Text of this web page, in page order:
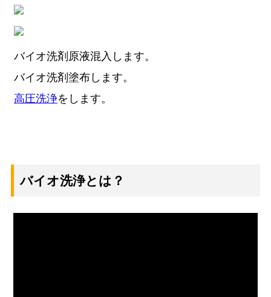
バイオ洗剤原液混入します。
バイオ洗剤塗布します。
高圧洗浄をします。
バイオ洗浄とは？